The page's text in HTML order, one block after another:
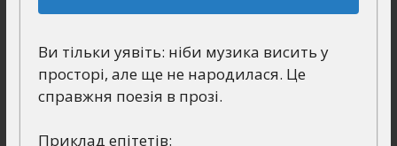
Ви тільки уявіть: ніби музика висить у
просторі, але ще не народилася. Це
справжня поезія в прозі.
Приклад епітетів: